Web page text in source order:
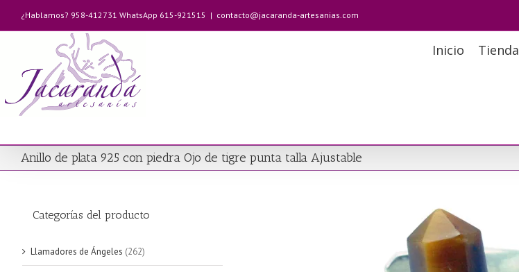
contenido
¿Hablamos? 958-412731 WhatsApp 615-921515 | contacto@jacaranda-artesanias.com
Inicio Tienda
Anillo de plata 925 con piedra Ojo de tigre punta talla Ajustable
Categorías del producto
Llamadores de Ángeles (262)